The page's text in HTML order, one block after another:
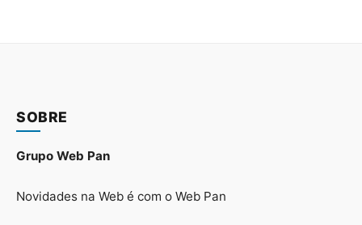
SOBRE
Grupo Web Pan
Novidades na Web é com o Web Pan